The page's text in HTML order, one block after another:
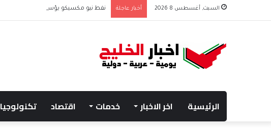
السبت, أغسطس 8 2026 أخبار عاجلة نفط نيو مكسيكو يؤسس صندوق 75 مليار دولار ويشعل جدل الإنفاق
الرئيسية اخر الاخبار خدمات اقتصاد تكنولوجيا